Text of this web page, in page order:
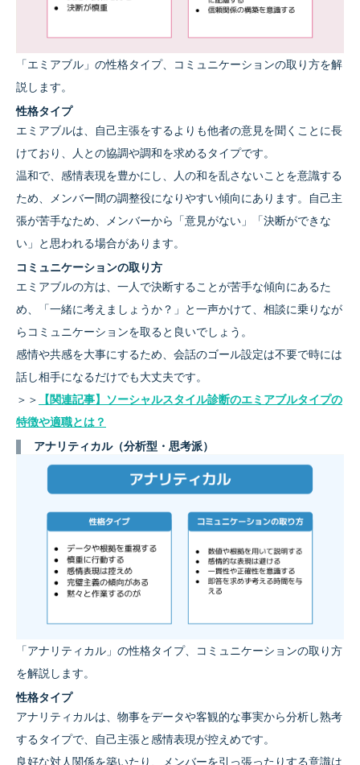
「エミアブル」の性格タイプ、コミュニケーションの取り方を解
説します。
性格タイプ
エミアブルは、自己主張をするよりも他者の意見を聞くことに長
けており、人との協調や調和を求めるタイプです。
温和で、感情表現を豊かにし、人の和を乱さないことを意識する
ため、メンバー間の調整役になりやすい傾向にあります。自己主
張が苦手なため、メンバーから「意見がない」「決断ができな
い」と思われる場合があります。
コミュニケーションの取り方
エミアブルの方は、一人で決断することが苦手な傾向にあるた
め、「一緒に考えましょうか？」と一声かけて、相談に乗りなが
らコミュニケーションを取ると良いでしょう。
感情や共感を大事にするため、会話のゴール設定は不要で時には
話し相手になるだけでも大丈夫です。
＞＞
【関連記事】ソーシャルスタイル診断のエミアブルタイプの
特徴や適職とは？
アナリティカル（分析型・思考派）
「アナリティカル」の性格タイプ、コミュニケーションの取り方
を解説します。
性格タイプ
アナリティカルは、物事をデータや客観的な事実から分析し熟考
するタイプで、自己主張と感情表現が控えめです。
良好な対人関係を築いたり、メンバーを引っ張ったりする意識は